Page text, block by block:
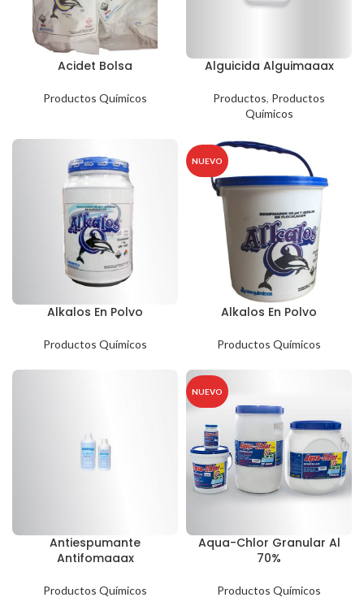
Acidet Bolsa
Productos Químicos
Alguicida Alguimaaax
Productos, Productos
Químicos
Alkalos En Polvo
Productos Químicos
NUEVO
Alkalos En Polvo
Productos Químicos
Antiespumante
Antifomaaax
Productos Químicos
NUEVO
Aqua-Chlor Granular Al
70%
Productos Químicos